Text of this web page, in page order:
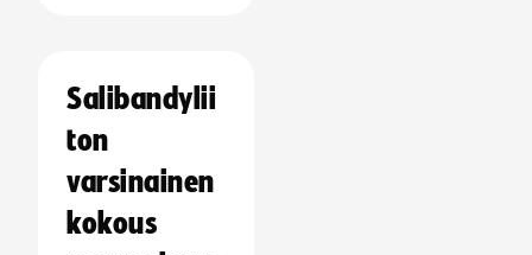
Salibandylii
ton
varsinainen
kokous